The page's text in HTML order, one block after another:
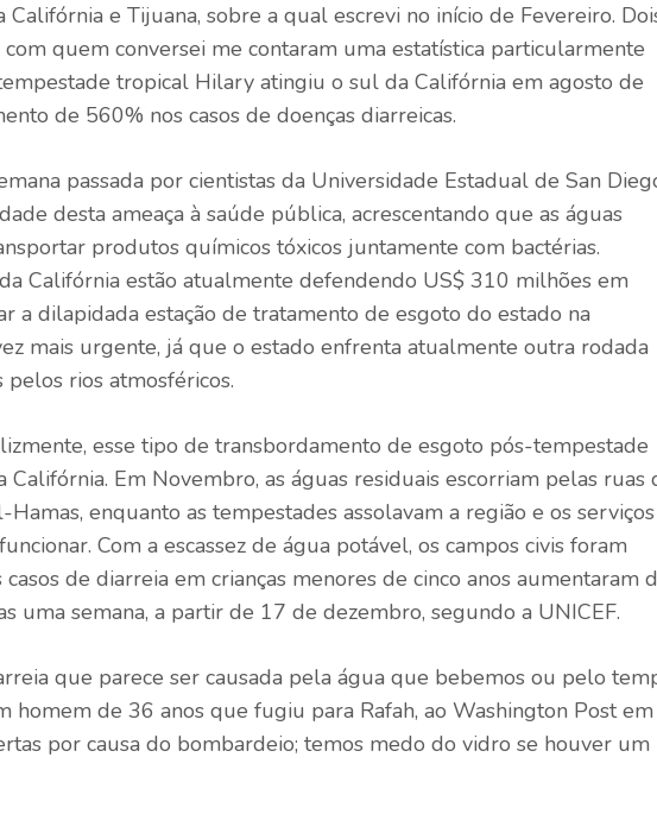
e Tijuana, sobre a qual escrevi no início de Fevereiro.
quem conversei me contaram uma estatística particularmente
tropical Hilary atingiu o sul da Califórnia em agosto de
de 560% nos casos de doenças diarreicas.
passada por cientistas da Universidade Estadual de San
desta ameaça à saúde pública, acrescentando que as águas
produtos químicos tóxicos juntamente com bactérias.
Califórnia estão atualmente defendendo US$ 310 milhões em
a dilapidada estação de tratamento de esgoto do estado na
mais urgente, já que o estado enfrenta atualmente outra rodada
rios atmosféricos.
esse tipo de transbordamento de esgoto pós-tempestade
Em Novembro, as águas residuais escorriam pelas ruas
enquanto as tempestades assolavam a região e os serviços
Com a escassez de água potável, os campos civis foram
de diarreia em crianças menores de cinco anos aumentaram
uma semana, a partir de 17 de dezembro, segundo a UNICEF.
que parece ser causada pela água que bebemos ou pelo
homem de 36 anos que fugiu para Rafah, ao Washington Post em
por causa do bombardeio; temos medo do vidro se houver um